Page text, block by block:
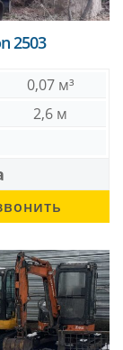
2503
0,07 м³
2,6 м